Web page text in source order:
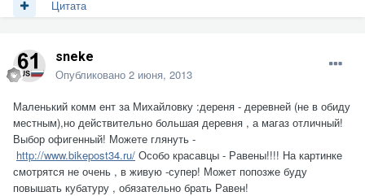
Цитата
sneke
Опубликовано 2 июня, 2013
Маленький комм ент за Михайловку :дереня - деревней (не в обиду
местным),но действительно большая деревня , а магаз отличный!
Выбор офигенный! Можете глянуть -
http://www.bikepost34.ru/ Особо красавцы - Равены!!!! На картинке
смотрятся не очень , в живую -супер! Может попозже буду
повышать кубатуру , обязательно брать Равен!